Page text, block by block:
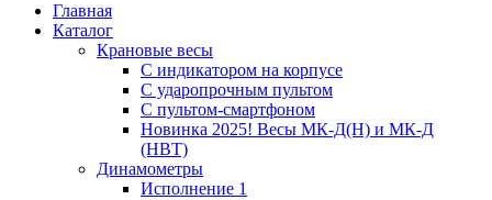
Главная
Каталог
Крановые весы
С индикатором на корпусе
С ударопрочным пультом
С пультом-смартфоном
Новинка 2025! Весы МК-Д(Н) и МК-Д
(НВТ)
Динамометры
Исполнение 1